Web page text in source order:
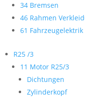
34 Bremsen
46 Rahmen
61 Fahrzeugelektrik
R25 /3
11 Motor R25/3
Dichtungen
Zylinderkopf